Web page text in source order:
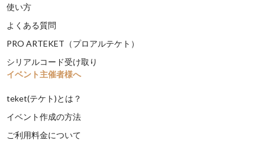
使い方
よくある質問
PRO ARTEKET（プロアルテケト）
シリアルコード受け取り
イベント主催者様へ
teket(テケト)とは？
イベント作成の方法
ご利用料金について